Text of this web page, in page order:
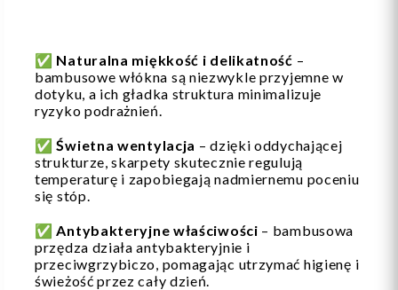
✅ Naturalna miękkość i delikatność –
bambusowe włókna są niezwykle przyjemne w
dotyku, a ich gładka struktura minimalizuje
ryzyko podrażnień.
✅Świetna wentylacja – dzięki oddychającej
strukturze, skarpety skutecznie regulują
temperaturę i zapobiegają nadmiernemu poceniu
się stóp.
✅Antybakteryjne właściwości – bambusowa
przędza działa antybakteryjnie i
przeciwgrzybiczo, pomagając utrzymać higienę i
świeżość przez cały dzień.